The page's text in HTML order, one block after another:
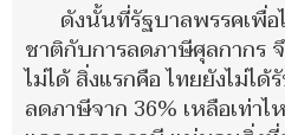
ดังนั้นที่รัฐบาลพรรคเพื่
ชาติกับการลดภาษีศุลกากร
ไม่ได้ สิ่งแรกคือ ไทยยังไม่ไ
ลดภาษีจาก 36% เหลือเท่าไ